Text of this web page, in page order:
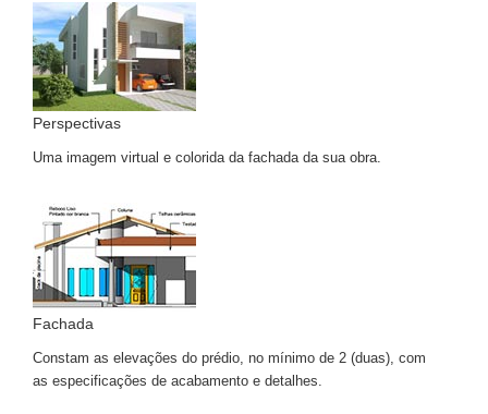
Perspectivas
Uma imagem virtual e colorida da fachada da sua obra.
Fachada
Constam as elevações do prédio, no mínimo de 2 (duas), com
as especificações de acabamento e detalhes.